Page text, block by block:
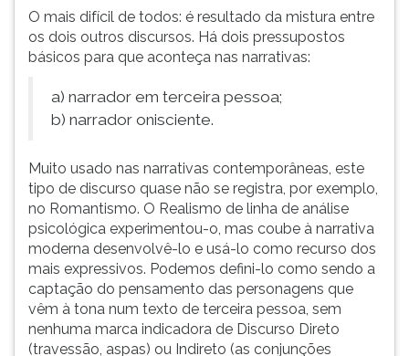
O mais difícil de todos: é resultado da mistura entre
os dois outros discursos. Há dois pressupostos
básicos para que aconteça nas narrativas:
a) narrador em terceira pessoa;
b) narrador onisciente.
Muito usado nas narrativas contemporâneas, este
tipo de discurso quase não se registra, por exemplo,
no Romantismo. O Realismo de linha de análise
psicológica experimentou-o, mas coube à narrativa
moderna desenvolvê-lo e usá-lo como recurso dos
mais expressivos. Podemos defini-lo como sendo a
captação do pensamento das personagens que
vêm à tona num texto de terceira pessoa, sem
nenhuma marca indicadora de Discurso Direto
(travessão, aspas) ou Indireto (as conjunções